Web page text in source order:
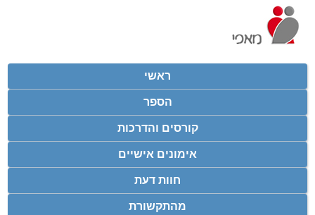
ראשי
הספר
קורסים והדרכות
אימונים אישיים
חוות דעת
מהתקשורת